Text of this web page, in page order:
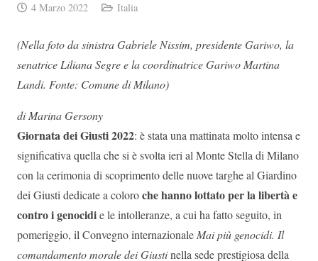
4 Marzo 2022 Italia
(Nella foto da sinistra Gabriele Nissim, presidente Gariwo, la
senatrice Liliana Segre e la coordinatrice Gariwo Martina
Landi. Fonte: Comune di Milano)
di Marina Gersony
Giornata dei Giusti 2022: è stata una mattinata molto intensa e
significativa quella che si è svolta ieri al Monte Stella di Milano
con la cerimonia di scoprimento delle nuove targhe al Giardino
dei Giusti dedicate a coloroche hanno lottato per la libertà e
contro i genocidie le intolleranze, a cui ha fatto seguito, in
pomeriggio, il Convegno internazionaleMai più genocidi. Il
comandamento morale dei Giustinella sede prestigiosa della